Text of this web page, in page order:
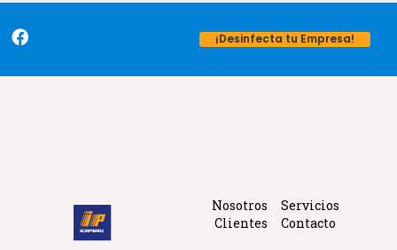
¡Desinfecta tu Empresa!
Nosotros
Servicios
Clientes
Contacto